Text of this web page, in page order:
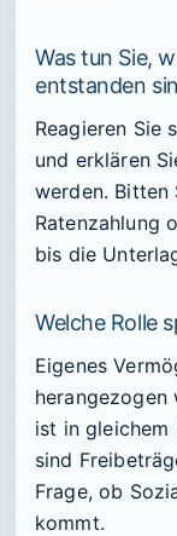
Was tun Sie,
entstanden
Reagieren Sie
und erklären
werden. Bitten
Ratenzahlung
bis die
Welche Rolle
Eigenes
herangezogen
ist in gleichem
sind
Frage, ob
kommt.